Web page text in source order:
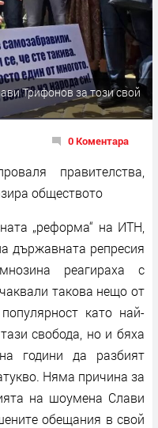
Трифонов за този свой
0 Коментара
правителства,
обществото
„реформа“ на ИТН,
държавната репресия
реагираха с
такова нещо от
като най-
свобода, но и бяха
години да разбият
Няма причина за
на шоумена Слави
обещания в свой